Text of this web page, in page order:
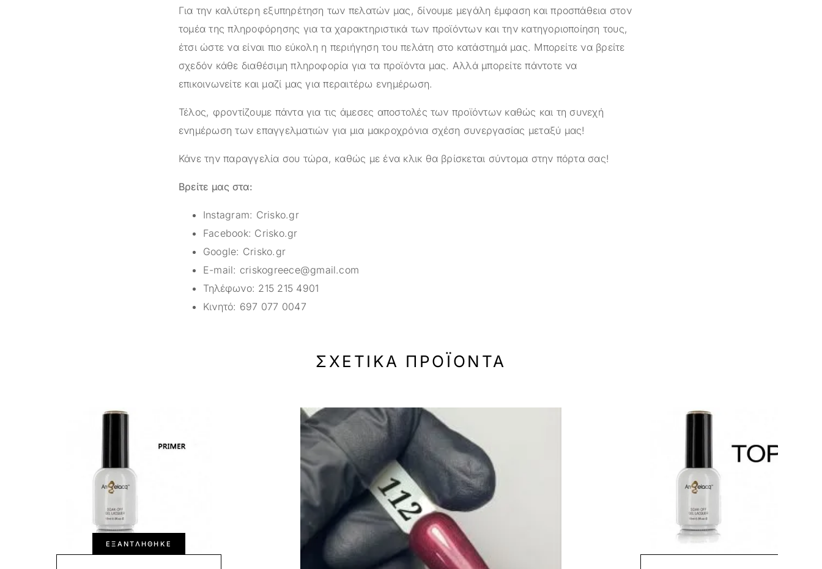
Για την καλύτερη εξυπηρέτηση των πελατών μας, δίνουμε μεγάλη έμφαση και προσπάθεια στον
τομέα της πληροφόρησης για τα χαρακτηριστικά των προϊόντων και την κατηγοριοποίηση τους,
έτσι ώστε να είναι πιο εύκολη η περιήγηση του πελάτη στο κατάστημά μας. Μπορείτε να βρείτε
σχεδόν κάθε διαθέσιμη πληροφορία για τα προϊόντα μας. Αλλά μπορείτε πάντοτε να
επικοινωνείτε και μαζί μας για περαιτέρω ενημέρωση.
Τέλος, φροντίζουμε πάντα για τις άμεσες αποστολές των προϊόντων καθώς και τη συνεχή
ενημέρωση των επαγγελματιών για μια μακροχρόνια σχέση συνεργασίας μεταξύ μας!
Κάνε την παραγγελία σου τώρα, καθώς με ένα κλικ θα βρίσκεται σύντομα στην πόρτα σας!
Βρείτε μας στα:
Instagram: Crisko.gr
Facebook: Crisko.gr
Google: Crisko.gr
E-mail: criskogreece@gmail.com
Τηλέφωνο: 215 215 4901
Κινητό: 697 077 0047
ΣΧΕΤΙΚΆ ΠΡΟΪΌΝΤΑ
ΕΞΑΝΤΛΉΘΗΚΕ